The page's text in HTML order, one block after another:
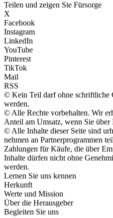
Teilen und zeigen Sie Fürsorge
X
Facebook
Instagram
LinkedIn
YouTube
Pinterest
TikTok
Mail
RSS
© Kein Teil darf ohne schriftliche
werden.
© Alle Rechte vorbehalten. Wir
Anteil am Umsatz, wenn Sie
© Alle Inhalte dieser Seite sind
nehmen an Partnerprogrammen
Zahlungen für Käufe, die über
Inhalte dürfen nicht ohne
werden.
Lernen Sie uns kennen
Herkunft
Werte und Mission
Über die Herausgeber
Begleiten Sie uns